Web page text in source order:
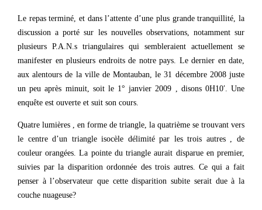
Le repas terminé, et dans l’attente d’une plus grande tranquillité, la
discussion a porté sur les nouvelles observations, notamment sur
plusieurs P.A.N.s triangulaires qui sembleraient actuellement se
manifester en plusieurs endroits de notre pays. Le dernier en date,
aux alentours de la ville de Montauban, le 31 décembre 2008 juste
un peu après minuit, soit le 1° janvier 2009 , disons 0H10′. Une
enquête est ouverte et suit son cours.
Quatre lumières , en forme de triangle, la quatrième se trouvant vers
le centre d’un triangle isocèle délimité par les trois autres , de
couleur orangées. La pointe du triangle aurait disparue en premier,
suivies par la disparition ordonnée des trois autres. Ce qui a fait
penser à l’observateur que cette disparition subite serait due à la
couche nuageuse?